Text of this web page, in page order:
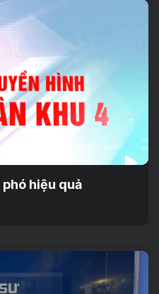
hiệu quả